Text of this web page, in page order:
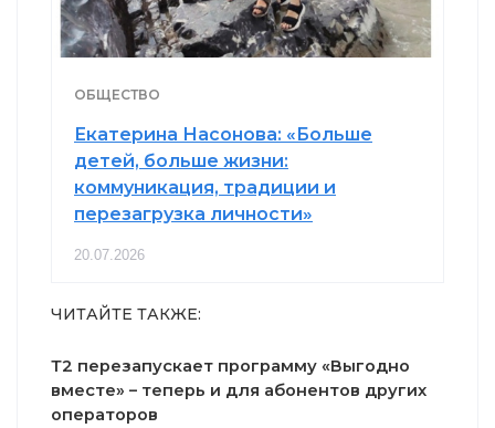
ОБЩЕСТВО
Екатерина Насонова: «Больше
детей, больше жизни:
коммуникация, традиции и
перезагрузка личности»
20.07.2026
ЧИТАЙТЕ ТАКЖЕ:
Т2 перезапускает программу «Выгодно
вместе» – теперь и для абонентов других
операторов